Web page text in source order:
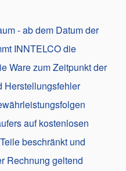
- ab dem Datum der
INNTELCO die
Ware zum Zeitpunkt der
Herstellungsfehler
auf kostenlosen
beschränkt und
Rechnung geltend